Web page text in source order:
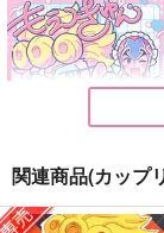
関連商品(カップ